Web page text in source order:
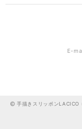
E-
手描きスリッポンLACICO